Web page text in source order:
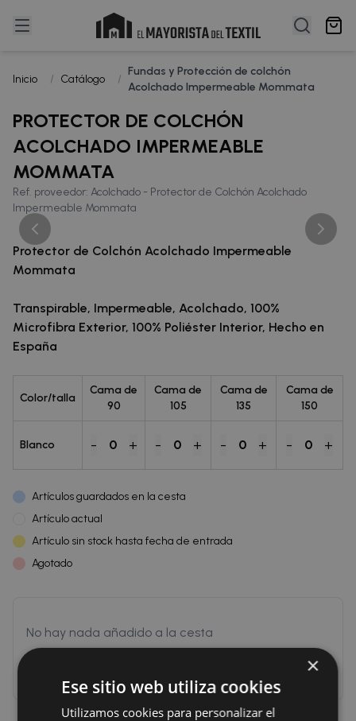
Inicio / Catálogo /
Fundas y Protección de colchón
Acolchado Impermeable Mommata
PROTECTOR DE COLCHÓN
ACOLCHADO IMPERMEABLE
MOMMATA
Ref. proveedor: Acolchado - Protector de Colchón Acolchado
Impermeable Mommata
Protector de Colchón Acolchado Impermeable
Mommata
Transpirable, Impermeable, Acolchado, 100%
Microfibra Exterior, 100% Poliéster Interior, Hecho en
España
Color/talla
Cama de
90
Cama de
105
Cama de
135
Cama de
150
Blanco - 0 + - 0 + - 0 + - 0 +
Artículos guardados en la cesta
Artículo actual
Artículo sin stock hasta fecha de entrada
Agotado
No hay nada añadido a la cesta
×
Ese sitio web utiliza cookies
Utilizamos cookies para personalizar el